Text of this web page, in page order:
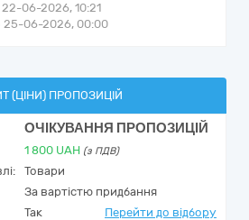
22-06-2026, 10:21
25-06-2026, 00:00
(ЦІНИ) ПРОПОЗИЦІЙ
ОЧІКУВАННЯ ПРОПОЗИЦІЙ
1 800 UAH (з ПДВ)
Товари
За вартістю придбання
Так Перейти до відбору